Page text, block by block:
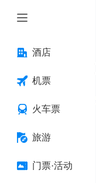
酒店
机票
火车票
旅游
门票·活动